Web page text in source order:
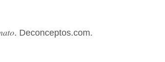
. Deconceptos.com.